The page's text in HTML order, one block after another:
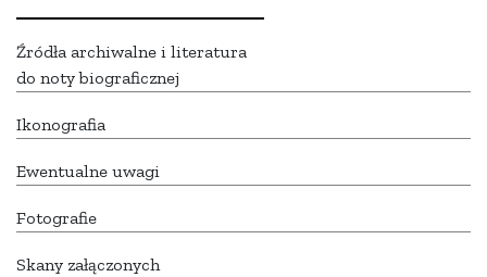
Źródła archiwalne i literatura
do noty biograficznej
Ikonografia
Ewentualne uwagi
Fotografie
Skany załączonych